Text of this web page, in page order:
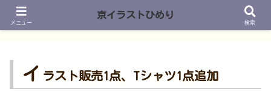
イ ラスト販売1点、Tシャツ1点追加
メニュー
京イラストひめり
検索